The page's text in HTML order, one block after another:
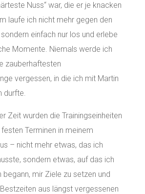
Nuss“ war, die er je knacken
laufe ich nicht mehr gegen den
einfach nur los und erlebe
Momente. Niemals werde ich
zauberhaftesten
vergessen, in die ich mit Martin
durfte.
Zeit wurden die Trainingseinheiten
Terminen in meinem
– nicht mehr etwas, das ich
sondern etwas, auf das ich
mir Ziele zu setzen und
aus längst vergessenen